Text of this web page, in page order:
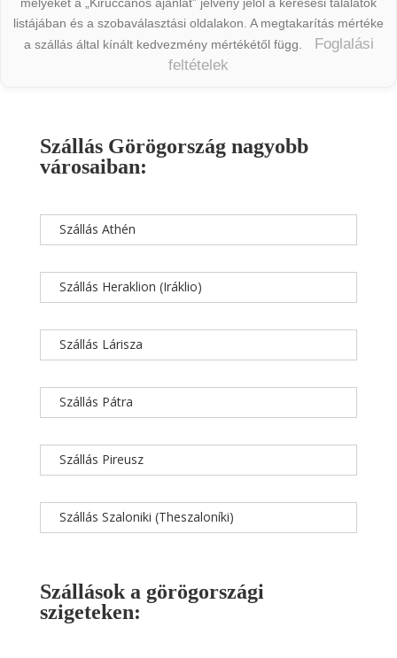
listájában és a szobaválasztási oldalakon. A megtakarítás mértéke
a szállás által kínált kedvezmény mértékétől függ.
Foglalási
feltételek
Szállás Görögország nagyobb
városaiban:
Szállás Athén
Szállás Heraklion (Iráklio)
Szállás Lárisza
Szállás Pátra
Szállás Pireusz
Szállás Szaloniki (Theszaloníki)
Szállások a görögországi
szigeteken: